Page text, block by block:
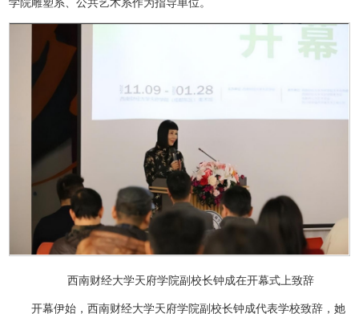
西南财经大学天府学院副校长钟成在开幕式上致辞
开幕伊始，西南财经大学天府学院副校长钟成代表学校致辞，她